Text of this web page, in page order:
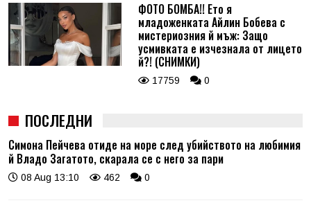
ФОТО БОМБА!! Ето я
младоженката Айлин Бобева с
мистериозния й мъж: Защо
усмивката е изчезнала от лицето
й?! (СНИМКИ)
17759 0
ПОСЛЕДНИ
Симона Пейчева отиде на море след убийството на любимия
й Владо Загатото, скарала се с него за пари
08 Aug 13:10 462 0